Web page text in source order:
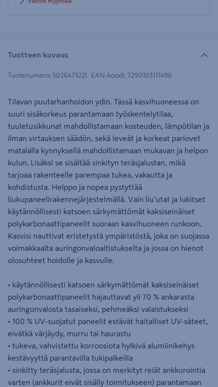
Tuotteen kuvaus
Tuotenumero: 502647322 EAN-koodi: 7290103111496
Tilavan puutarhanhoidon ydin. Tässä kasvihuoneessa on
suuri sisäkorkeus parantamaan työskentelytilaa,
tuuletusikkunat mahdollistamaan kosteuden, lämpötilan ja
ilman virtauksen säädön, sekä leveät ja korkeat pariovet
matalalla kynnyksellä mahdollistamaan mukavan ja helpon
kulun. Lisäksi se sisältää sinkityn teräsjalustan, mikä
tarjoaa rakenteelle parempaa tukea, vakautta ja
kohdistusta. Helppo ja nopea pystyttää
liukupaneelirakennejärjestelmällä. Vain liu’utat ja lukitset
käytännöllisesti katsoen särkymättömät kaksiseinäiset
polykarbonaattipaneelit suoraan kasvihuoneen runkoon.
Kasvisi nauttivat eristetystä ympäristöstä, joka on suojassa
voimakkaalta auringonvaloaltistukselta ja jossa on hienot
olosuhteet hoidolle ja kasvulle.
• käytännöllisesti katsoen särkymättömät kaksiseinäiset
polykarbonaattipaneelit hajauttavat yli 70 % ankarasta
auringonvalosta tasaiseksi, pehmeäksi valaistukseksi
• 100 % UV-suojatut paneelit estävät haitalliset UV-säteet,
eivätkä värjäydy, murru tai haurastu
• tukeva, vahvistettu korroosiota hylkivä alumiinikehys
kestävyyttä parantavilla tukipalkeilla
• sinkitty teräsjalusta, jossa on merkityt reiät ankkurointia
varten (ankkurit eivät sisälly toimitukseen) parantamaan